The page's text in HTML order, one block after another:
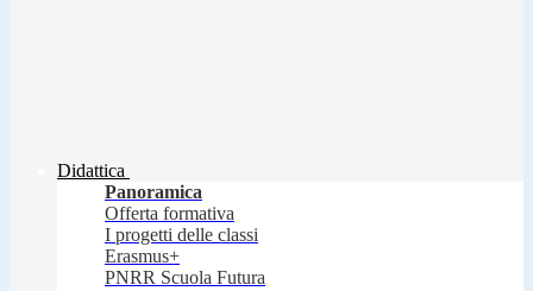
Didattica
Panoramica
Offerta formativa
I progetti delle classi
Erasmus+
PNRR Scuola Futura